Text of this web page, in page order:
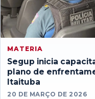
MATERIA
Segup inicia
plano de
Itaituba
20 DE MARÇO DE 2026